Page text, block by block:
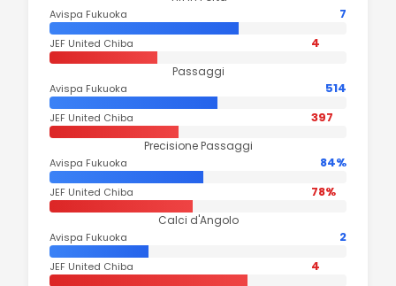
Avispa Fukuoka 7
JEF United Chiba 4
Passaggi
Avispa Fukuoka 514
JEF United Chiba 397
Precisione Passaggi
Avispa Fukuoka 84%
JEF United Chiba 78%
Calci d'Angolo
Avispa Fukuoka 2
JEF United Chiba 4